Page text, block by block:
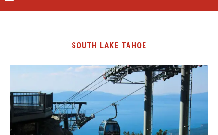
SOUTH LAKE TAHOE